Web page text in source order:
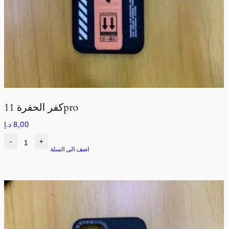
كفر الحفرة 11pro
8,00 د.إ
- +
اضف الى السلة